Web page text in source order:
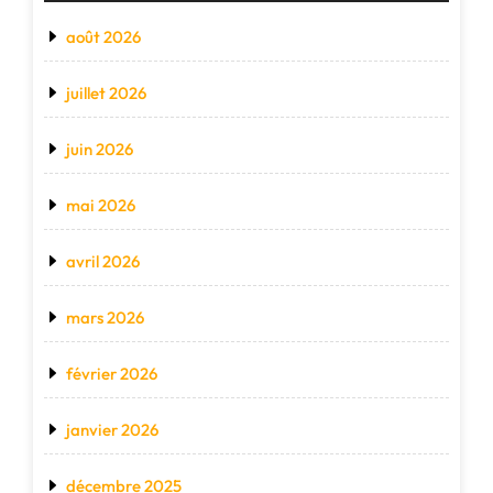
août 2026
juillet 2026
juin 2026
mai 2026
avril 2026
mars 2026
février 2026
janvier 2026
décembre 2025